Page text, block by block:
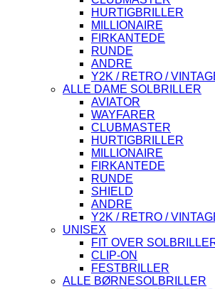
HURTIGBRILLER
MILLIONAIRE
FIRKANTEDE
RUNDE
ANDRE
Y2K / RETRO /
ALLE DAME SOLBRILLER
AVIATOR
WAYFARER
CLUBMASTER
HURTIGBRILLER
MILLIONAIRE
FIRKANTEDE
RUNDE
SHIELD
ANDRE
Y2K / RETRO /
UNISEX
FIT OVER
CLIP-ON
FESTBRILLER
ALLE BØRNESOLBRILLER